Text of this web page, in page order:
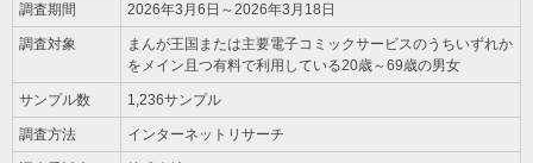
調査期間 2026年3月6日～2026年3月18日
調査対象
まんが王国または主要電子コミックサービスのうちいずれか
をメイン且つ有料で利用している20歳～69歳の男女
サンプル数 1,236サンプル
調査方法 インターネットリサーチ